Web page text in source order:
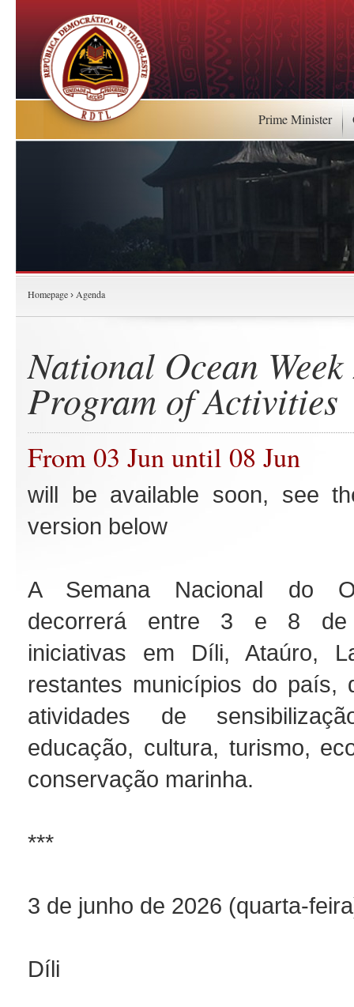
Prime Minister
Homepage › Agenda
National Ocean
Program of Activities
From 03 Jun until 08 Jun
will be available soon, see
version below
A Semana Nacional do
decorrerá entre 3 e 8 de
iniciativas em Díli, Ataúro,
restantes municípios do país,
atividades de
educação, cultura, turismo,
conservação marinha.
***
3 de junho de 2026 (quarta-
Díli